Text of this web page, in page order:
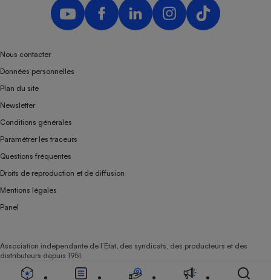
Nous contacter
Données personnelles
Plan du site
Newsletter
Conditions générales
Paramétrer les traceurs
Questions fréquentes
Droits de reproduction et de diffusion
Mentions légales
Panel
Association indépendante de l’État, des syndicats, des producteurs et des
distributeurs depuis 1951.